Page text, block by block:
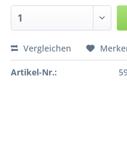
Vergleichen
Artikel-Nr.: